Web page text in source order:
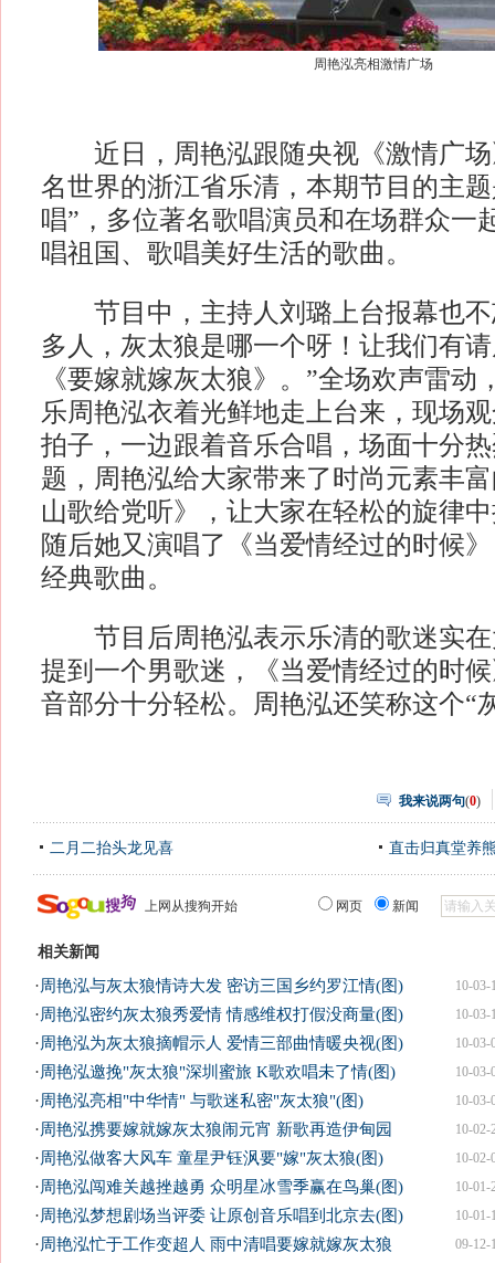
周艳泓亮相激情广场
近日，周艳泓跟随央视《激情广场
名世界的浙江省乐清，本期节目的主
唱”，多位著名歌唱演员和在场群众一
唱祖国、歌唱美好生活的歌曲。
节目中，主持人刘璐上台报幕也不
多人，灰太狼是哪一个呀！让我们有
《要嫁就嫁灰太狼》。”全场欢声雷动
乐周艳泓衣着光鲜地走上台来，现场
拍子，一边跟着音乐合唱，场面十分
题，周艳泓给大家带来了时尚元素丰
山歌给党听》，让大家在轻松的旋律
随后她又演唱了《当爱情经过的时候
经典歌曲。
节目后周艳泓表示乐清的歌迷实在
提到一个男歌迷，《当爱情经过的时
音部分十分轻松。周艳泓还笑称这个“
我来说两句(0)
二月二抬头龙见喜 直击归真堂养
上网从搜狗开始 网页 新闻
相关新闻
10-03-
·周艳泓与灰太狼情诗大发 密访三国乡约罗江情(图)
10-03-
·周艳泓密约灰太狼秀爱情 情感维权打假没商量(图)
10-03-
·周艳泓为灰太狼摘帽示人 爱情三部曲情暖央视(图)
10-03-
·周艳泓邀挽"灰太狼"深圳蜜旅 K歌欢唱未了情(图)
10-03-
·周艳泓亮相"中华情" 与歌迷私密"灰太狼"(图)
10-02-
·周艳泓携要嫁就嫁灰太狼闹元宵 新歌再造伊甸园
10-02-
·周艳泓做客大风车 童星尹钰沨要"嫁"灰太狼(图)
10-01-
·周艳泓闯难关越挫越勇 众明星冰雪季赢在鸟巢(图)
10-01-
·周艳泓梦想剧场当评委 让原创音乐唱到北京去(图)
09-12-
·周艳泓忙于工作变超人 雨中清唱要嫁就嫁灰太狼